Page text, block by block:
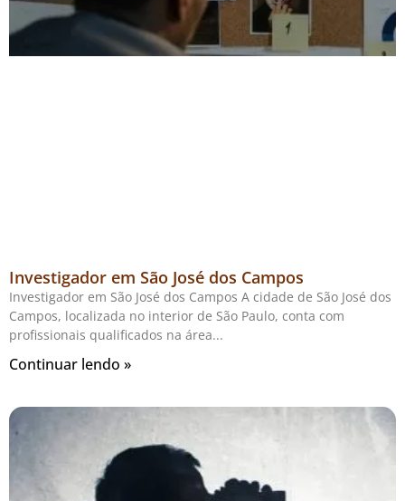
Investigador em São José dos Campos
Investigador em São José dos Campos A cidade de São José dos
Campos, localizada no interior de São Paulo, conta com
profissionais qualificados na área
Continuar lendo »